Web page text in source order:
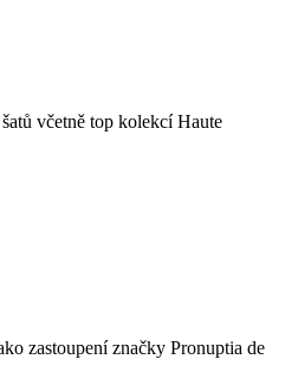
včetně top kolekcí Haute
zastoupení značky Pronuptia de